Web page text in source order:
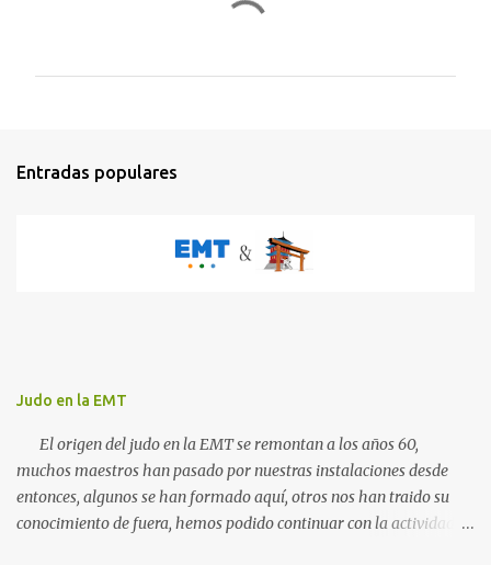
t
Entradas populares
Judo en la EMT
El origen del judo en la EMT se remontan a los años 60,
muchos maestros han pasado por nuestras instalaciones desde
entonces, algunos se han formado aquí, otros nos han traido su
conocimiento de fuera, hemos podido continuar con la actividad